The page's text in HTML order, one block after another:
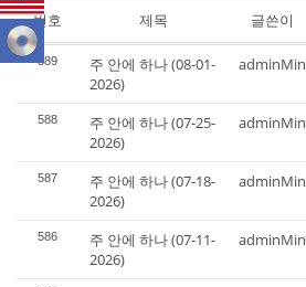
번호 제목 글쓴이
589
주 안에 하나 (08-01-
2026)
adminMin
588
주 안에 하나 (07-25-
2026)
adminMin
587
주 안에 하나 (07-18-
2026)
adminMin
586
주 안에 하나 (07-11-
2026)
adminMin